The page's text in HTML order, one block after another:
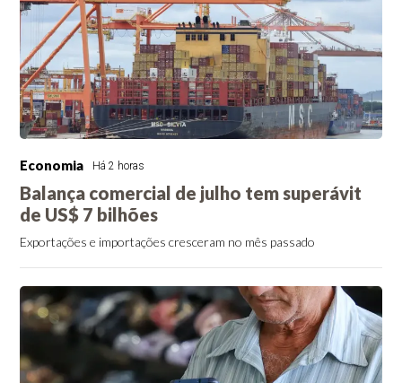
Economia Há 2 horas
Balança comercial de julho tem superávit
de US$ 7 bilhões
Exportações e importações cresceram no mês passado